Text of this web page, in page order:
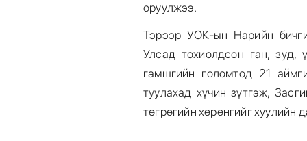
оруулжээ.
Тэрээр УОК-ын Нарийн
Улсад тохиолдсон ган, зуд,
гамшгийн голомтод 21
туулахад хүчин зүтгэж,
төгрөгийн хөрөнгийг хуулийн